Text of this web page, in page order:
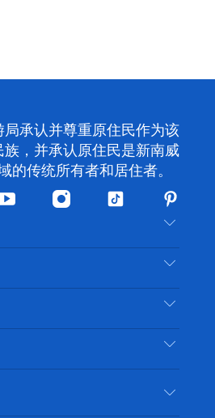
局承认并尊重原住民作为该
，并承认原住民是新南威
的传统所有者和居住者。
YouTubeInstagram
抖